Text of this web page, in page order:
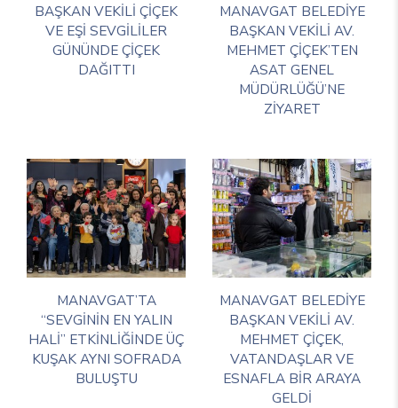
BAŞKAN VEKİLİ ÇİÇEK
VE EŞİ SEVGİLİLER
GÜNÜNDE ÇİÇEK
DAĞITTI
MANAVGAT BELEDİYE
BAŞKAN VEKİLİ AV.
MEHMET ÇİÇEK’TEN
ASAT GENEL
MÜDÜRLÜĞÜ’NE
ZİYARET
MANAVGAT’TA
“SEVGİNİN EN YALIN
HALİ” ETKİNLİĞİNDE ÜÇ
KUŞAK AYNI SOFRADA
BULUŞTU
MANAVGAT BELEDİYE
BAŞKAN VEKİLİ AV.
MEHMET ÇİÇEK,
VATANDAŞLAR VE
ESNAFLA BİR ARAYA
GELDİ